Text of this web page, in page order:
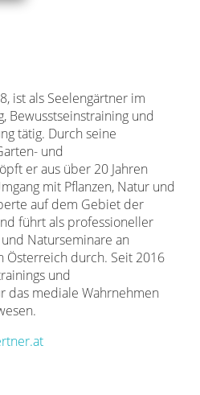
ist als Seelengärtner im
Bewusstseinstraining und
tätig. Durch seine
und
er aus über 20 Jahren
mit Pflanzen, Natur und
auf dem Gebiet der
führt als professioneller
Naturseminare an
Österreich durch. Seit 2016
und
das mediale Wahrnehmen